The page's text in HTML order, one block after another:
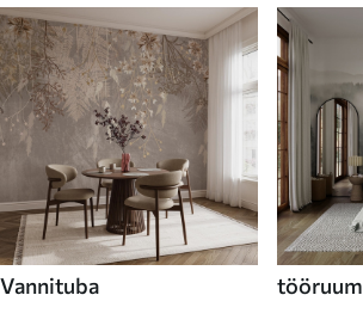
Vannituba tööruum